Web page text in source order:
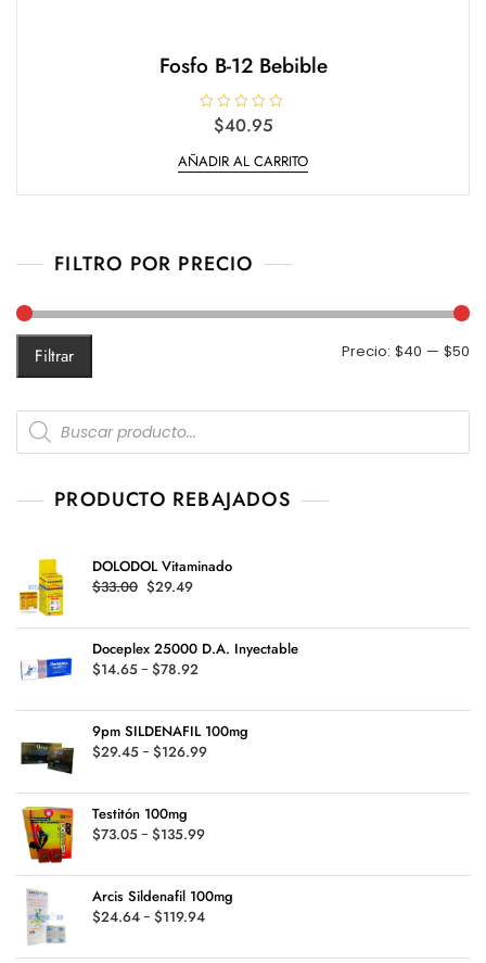
Fosfo B-12 Bebible
o
r
d
d
$40.95
AÑADIR AL CARRITO
FILTRO POR PRECIO
Filtrar Precio: $40 — $50
Products
search
PRODUCTO REBAJADOS
DOLODOL Vitaminado
$33.00 Original
was:
$33.00.
$29.49
is:
$29.49.
Doceplex 25000 D.A. Inyectable
$14.65- $78.92Rango
precios:
desde
$14.65
$78.92
9pm SILDENAFIL 100mg
$29.45- $126.99Rango
precios:
$126.99
Testitón 100mg
$73.05- $135.99Rango
precios:
desde
$73.05
Arcis Sildenafil 100mg
$24.64- $119.94Rango